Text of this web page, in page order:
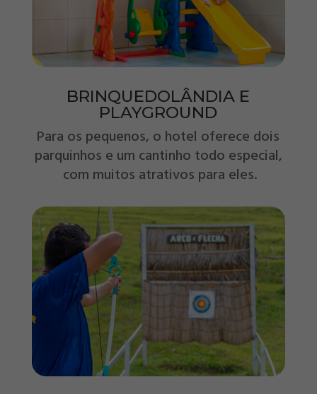
BRINQUEDOLÂNDIA E
PLAYGROUND
Para os pequenos, o hotel oferece dois
parquinhos e um cantinho todo especial,
com muitos atrativos para eles.